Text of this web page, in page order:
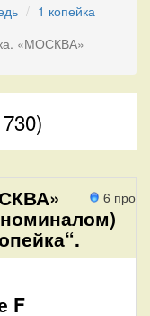
1 копейка
«МОСКВА»
6
F